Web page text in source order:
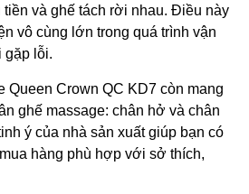
và ghế tách rời nhau. Điều này
vô cùng lớn trong quá trình vận
gặp lỗi.
Queen Crown QC KD7 còn mang
ghế massage: chân hở và chân
ý của nhà sản xuất giúp bạn có
hàng phù hợp với sở thích,